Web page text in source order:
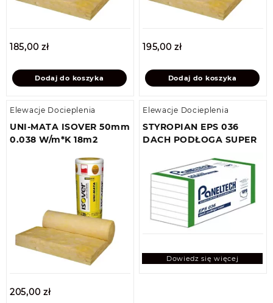
185,00 zł
Dodaj do koszyka
195,00zł
Dodaj do koszyka
Elewacje Docieplenia
UNI-MATA ISOVER 50mm
0.038 W/m*K 18m2
205,00 zł
Elewacje Docieplenia
STYROPIAN EPS 036
DACH PODŁOGA SUPER
Dowiedz się więcej